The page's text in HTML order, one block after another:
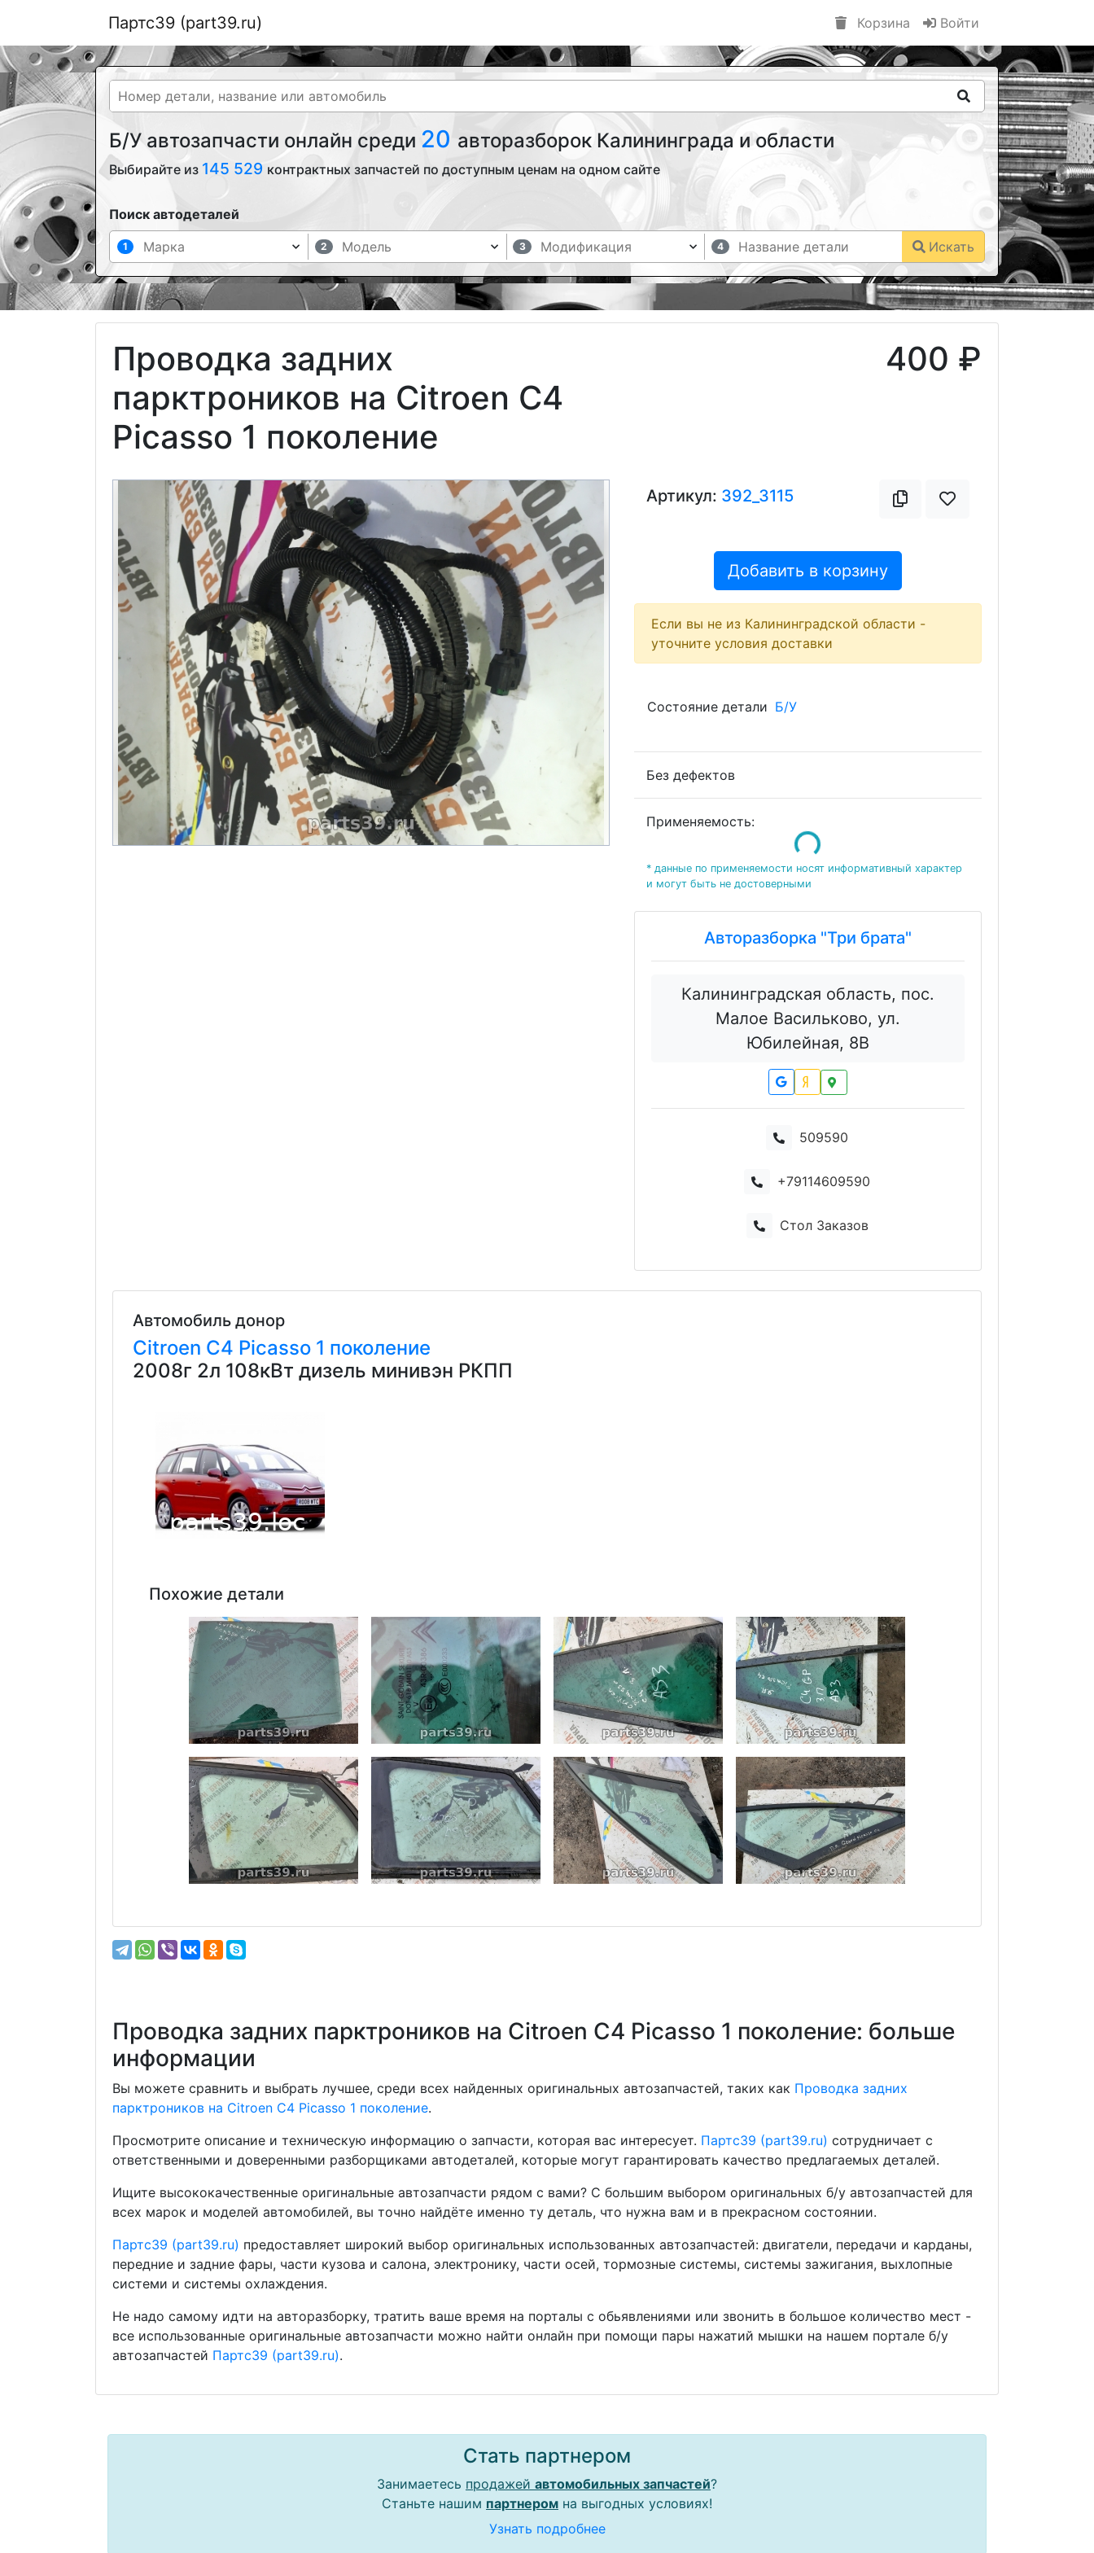
Партс39 (part39.ru) Корзина Войти
Б/У автозапчасти онлайн среди 20 авторазборок Калининграда и области
Выбирайте из 145 529 контрактных запчастей по доступным ценам на одном сайте
Поиск автодеталей
1 2 3 4 Искать
Проводка задних
парктроников на Citroen C4
Picasso 1 поколение
400 ₽
Артикул: 392_3115
Добавить в корзину
Если вы не из Калининградской области -
уточните условия доставки
Состояние детали Б/У
Без дефектов
Применяемость:Loading...
* данные по применяемости носят информативный характер
и могут быть не достоверными
Авторазборка "Три брата"
Калининградская область, пос.
Малое Васильково, ул.
Юбилейная, 8В
509590
+79114609590
Стол Заказов
Автомобиль донор
Citroen C4 Picasso 1 поколение
2008г 2л 108кВт дизель минивэн РКПП
Похожие детали
Проводка задних парктроников на Citroen C4 Picasso 1 поколение: больше
информации
Вы можете сравнить и выбрать лучшее, среди всех найденных оригинальных автозапчастей, таких как Проводка задних
парктроников на Citroen C4 Picasso 1 поколение.
Просмотрите описание и техническую информацию о запчасти, которая вас интересует. Партс39 (part39.ru) сотрудничает с
ответственными и доверенными разборщиками автодеталей, которые могут гарантировать качество предлагаемых деталей.
Ищите высококачественные оригинальные автозапчасти рядом с вами? С большим выбором оригинальных б/у автозапчастей для
всех марок и моделей автомобилей, вы точно найдёте именно ту деталь, что нужна вам и в прекрасном состоянии.
Партс39 (part39.ru) предоставляет широкий выбор оригинальных использованных автозапчастей: двигатели, передачи и карданы,
передние и задние фары, части кузова и салона, электронику, части осей, тормозные системы, системы зажигания, выхлопные
системи и системы охлаждения.
Не надо самому идти на авторазборку, тратить ваше время на порталы с обьявлениями или звонить в большое количество мест -
все использованные оригинальные автозапчасти можно найти онлайн при помощи пары нажатий мышки на нашем портале б/у
автозапчастей Партс39 (part39.ru).
Стать партнером
Занимаетесь продажей автомобильных запчастей?
Станьте нашим партнером на выгодных условиях!
Узнать подробнее